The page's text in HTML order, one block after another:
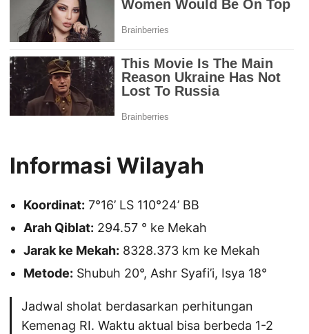
Informasi Wilayah
Koordinat: 7°16’ LS 110°24’ BB
Arah Qiblat: 294.57 ° ke Mekah
Jarak ke Mekah: 8328.373 km ke Mekah
Metode: Shubuh 20°, Ashr Syafi’i, Isya 18°
Jadwal sholat berdasarkan perhitungan
Kemenag RI. Waktu aktual bisa berbeda 1-2